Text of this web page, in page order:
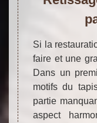
Si la
faire et une
Dans un
motifs du
partie
aspect